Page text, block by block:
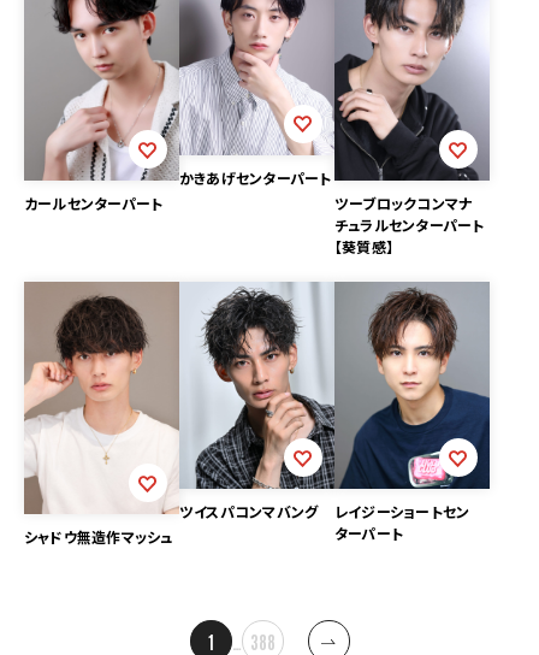
カールセンターパート
かきあげセンターパート
ツーブロックコンマナ
チュラルセンターパート
【葵質感】
シャドウ無造作マッシュ
ツイスパコンマバング
レイジーショートセン
ターパート
1 … 388